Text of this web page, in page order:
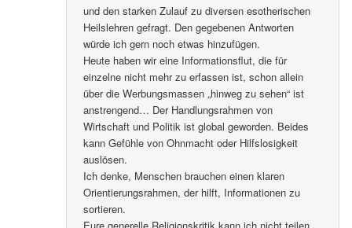
und den starken Zulauf zu diversen esotherischen
Heilslehren gefragt. Den gegebenen Antworten
würde ich gern noch etwas hinzufügen.
Heute haben wir eine Informationsflut, die für
einzelne nicht mehr zu erfassen ist, schon allein
über die Werbungsmassen „hinweg zu sehen“ ist
anstrengend… Der Handlungsrahmen von
Wirtschaft und Politik ist global geworden. Beides
kann Gefühle von Ohnmacht oder Hilfslosigkeit
auslösen.
Ich denke, Menschen brauchen einen klaren
Orientierungsrahmen, der hilft, Informationen zu
sortieren.